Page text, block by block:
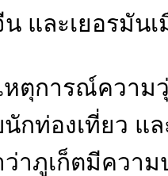
น และเยอรมัน
หตุการณ์ความ
นักท่องเที่ยว แ
ว่าภูเก็ตมีควา